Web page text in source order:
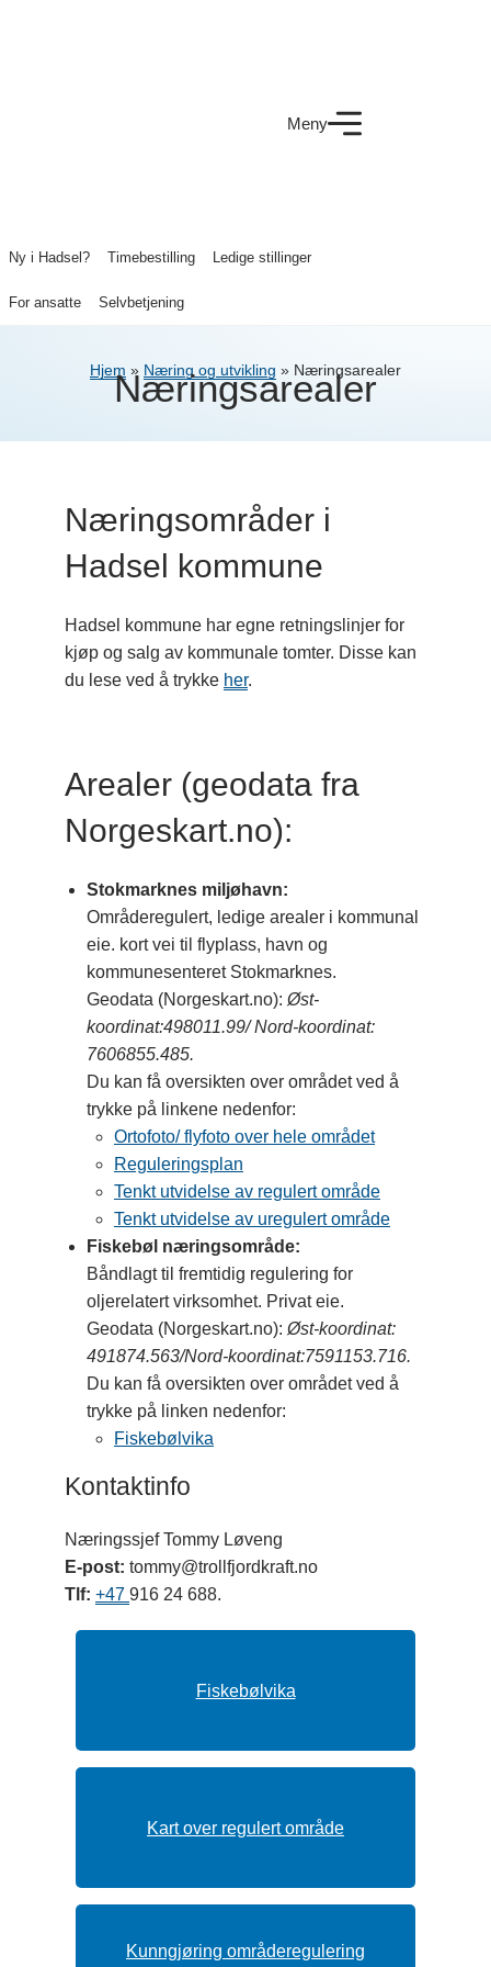
Meny
Ny i Hadsel? Timebestilling Ledige stillinger
For ansatte Selvbetjening
Hjem » Næring og utvikling » Næringsarealer
Næringsarealer
Næringsområder i
Hadsel kommune
Hadsel kommune har egne retningslinjer for
kjøp og salg av kommunale tomter. Disse kan
du lese ved å trykke her.
Arealer (geodata fra
Norgeskart.no):
Stokmarknes miljøhavn:
Områderegulert, ledige arealer i kommunal
eie. kort vei til flyplass, havn og
kommunesenteret Stokmarknes.
Geodata (Norgeskart.no): Øst-
koordinat:498011.99/ Nord-koordinat:
7606855.485.
Du kan få oversikten over området ved å
trykke på linkene nedenfor:
Ortofoto/ flyfoto over hele området
Reguleringsplan
Tenkt utvidelse av regulert område
Tenkt utvidelse av uregulert område
Fiskebøl næringsområde:
Båndlagt til fremtidig regulering for
oljerelatert virksomhet. Privat eie.
Geodata (Norgeskart.no): Øst-koordinat:
491874.563/Nord-koordinat:7591153.716.
Du kan få oversikten over området ved å
trykke på linken nedenfor:
Fiskebølvika
Kontaktinfo
Næringssjef Tommy Løveng
E-post: tommy@trollfjordkraft.no
Tlf: +47 916 24 688.
Fiskebølvika
Kart over regulert område
Kunngjøring områderegulering